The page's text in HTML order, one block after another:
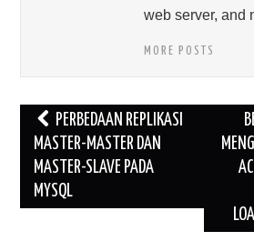
web server, and
MORE POSTS
Post
navigation
PERBEDAAN REPLIKASI
MASTER-MASTER DAN
MASTER-SLAVE PADA
MYSQL